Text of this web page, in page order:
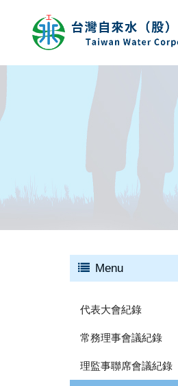
Menu
代表大會紀錄
常務理事會議紀錄
理監事聯席會議紀錄